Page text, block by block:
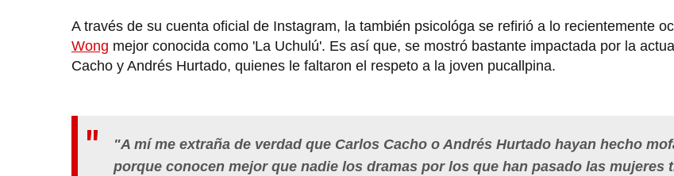
A través de su cuenta oficial de Instagram, la también psicológa se refirió a lo recientemente
Wong mejor conocida como 'La Uchulú'. Es así que, se mostró bastante impactada por la
Cacho y Andrés Hurtado, quienes le faltaron el respeto a la joven pucallpina.
"A mí me extraña de verdad que Carlos Cacho o Andrés Hurtado hayan hecho
porque conocen mejor que nadie los dramas por los que han pasado las mujeres